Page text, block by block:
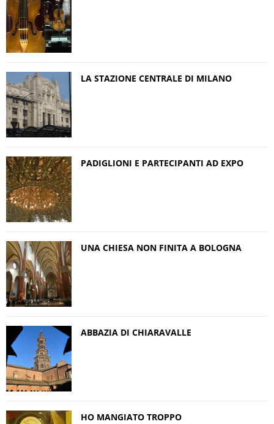
LA STAZIONE CENTRALE DI MILANO
PADIGLIONI E PARTECIPANTI AD EXPO
UNA CHIESA NON FINITA A BOLOGNA
ABBAZIA DI CHIARAVALLE
HO MANGIATO TROPPO